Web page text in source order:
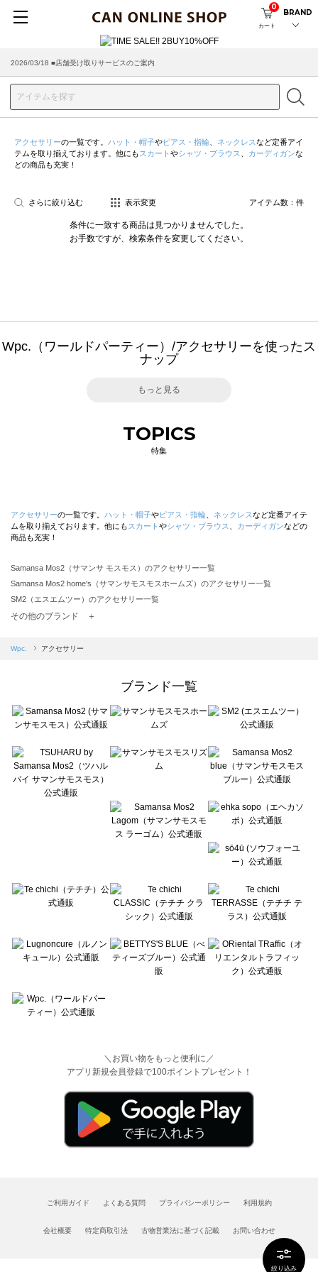
カート
0
BRAND
2026/03/18 ■店舗受け取りサービスのご案内
絞り込み
アクセサリーの一覧です。 ハット・帽子やピアス・指輪 ネックレスなど定番アイ
テムを取り揃えております。他にも スカート やシャツ・ブラウス カーディガンな
どの商品も充実！
さらに絞り込む 表示変更 アイテム数： 件
条件に一致する商品は見つかりませんでした。
お手数ですが、検索条件を変更してください。
Wpc.（ワールドパーティー）/アクセサリーを使ったス
ナップ
もっと見る
TOPICS
特集
アクセサリーの一覧です。 ハット・帽子やピアス・指輪 ネックレスなど定番アイテ
ムを取り揃えております。他にも スカート やシャツ・ブラウス カーディガンなどの
商品も充実！
Samansa Mos2（サマンサ モスモス）のアクセサリー一覧
Samansa Mos2 home's（サマンサモスモスホームズ）のアクセサリー一覧
SM2（エスエムツー）のアクセサリー一覧
TSUHARU by Samansa Mos2（ツハルバイサマンサモスモス）のアクセサリー一覧
Samansa Mos2 blue（サマンサモスモス ブルー）のアクセサリー一覧
sō4ū（ソウフォーユー）のアクセサリー一覧
Te chichi（テチチ）のアクセサリー一覧
Te chichi CLASSIC（テチチ クラシック）のアクセサリー一覧
Lugnoncure（ルノンキュール）のアクセサリー一覧
BETTY'S BLUE（べティーズブルー）のアクセサリー一覧
Wpc.（ワールドパーティー）のアクセサリー一覧
その他のブランド ＋
Wpc. アクセサリー
ブランド一覧
＼お買い物をもっと便利に／
アプリ新規会員登録で100ポイントプレゼント！
ご利用ガイド よくある質問 プライバシーポリシー 利用規約
会社概要 特定商取引法 古物営業法に基づく記載 お問い合わせ